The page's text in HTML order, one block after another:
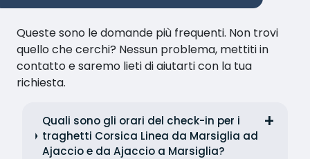
Queste sono le domande più frequenti. Non trovi
quello che cerchi? Nessun problema, mettiti in
contatto e saremo lieti di aiutarti con la tua
richiesta.
Quali sono gli orari del check-in per i
traghetti Corsica Linea da Marsiglia ad
Ajaccio e da Ajaccio a Marsiglia?